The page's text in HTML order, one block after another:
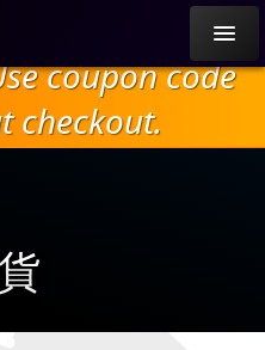
coupon code
checkout.